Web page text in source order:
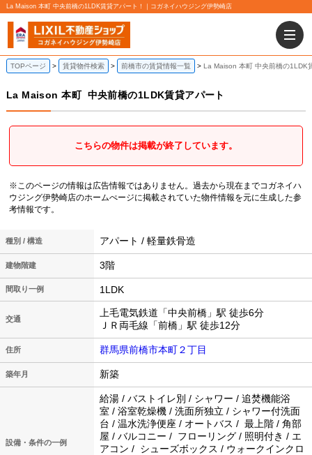
La Maison 本町 中央前橋の1LDK賃貸アパート！｜コガネイハウジング伊勢崎店
TOPページ 賃貸物件検索 前橋市の賃貸情報一覧 La Maison 本町 中央前橋の1LDK
La Maison 本町 中央前橋の1LDK賃貸アパート
こちらの物件は掲載が終了しています。
※このページの情報は広告情報ではありません。過去から現在までコガネイハ
ウジング伊勢崎店のホームぺージに掲載されていた物件情報を元に生成した参
考情報です。
種別 / 構造 アパート / 軽量鉄骨造
建物階建 3階
間取り一例 1LDK
交通
上毛電気鉄道「中央前橋」駅 徒歩6分
ＪＲ両毛線「前橋」駅 徒歩12分
住所 群馬県前橋市本町２丁目
築年月 新築
設備・条件の一例
給湯 / バストイレ別 / シャワー / 追焚機能浴
室 / 浴室乾燥機 / 洗面所独立 / シャワー付洗面
台 / 温水洗浄便座 / オートバス / 最上階 / 角部
屋 / バルコニー / フローリング / 照明付き / エ
アコン / シューズボックス / ウォークインクロ